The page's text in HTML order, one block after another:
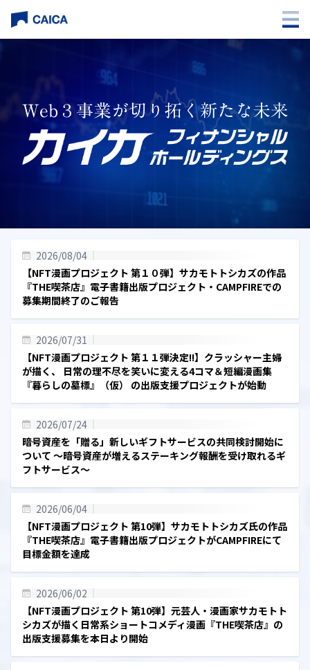
関連会社
その他
お問合わせ
2026/08/04
【NFT漫画プロジェクト 第１０弾】サカモトトシカズの作品
『THE喫茶店』電子書籍出版プロジェクト・CAMPFIREでの
募集期間終了のご報告
2026/07/31
【NFT漫画プロジェクト 第１１弾決定!!】クラッシャー主婦
が描く、 日常の理不尽を笑いに変える4コマ＆短編漫画集
『暮らしの墓標』（仮） の出版支援プロジェクトが始動
2026/07/24
暗号資産を「贈る」新しいギフトサービスの共同検討開始に
ついて ～暗号資産が増えるステーキング報酬を受け取れるギ
フトサービス～
2026/06/04
【NFT漫画プロジェクト 第10弾】サカモトトシカズ氏の作品
『THE喫茶店』電子書籍出版プロジェクトがCAMPFIREにて
目標金額を達成
2026/06/02
【NFT漫画プロジェクト 第10弾】元芸人・漫画家サカモトト
シカズが描く日常系ショートコメディ漫画『THE喫茶店』の
出版支援募集を本日より開始